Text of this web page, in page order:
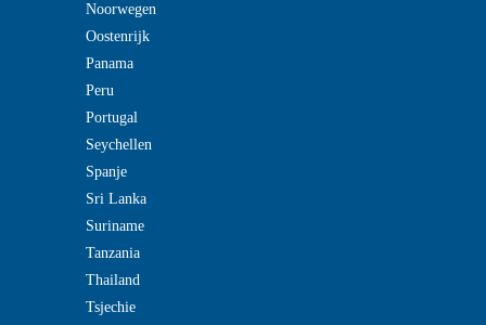
Noorwegen
Oostenrijk
Panama
Peru
Portugal
Seychellen
Spanje
Sri Lanka
Suriname
Tanzania
Thailand
Tsjechie